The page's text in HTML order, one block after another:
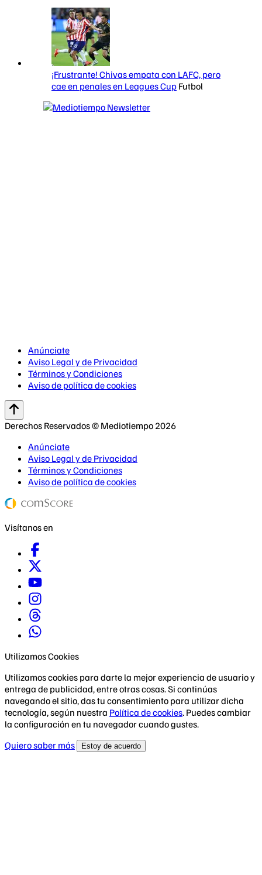
¡Frustrante! Chivas empata con LAFC, pero
cae en penales en Leagues Cup Futbol
Anúnciate
Aviso Legal y de Privacidad
Términos y Condiciones
Aviso de política de cookies
Derechos Reservados © Mediotiempo 2026
Anúnciate
Aviso Legal y de Privacidad
Términos y Condiciones
Aviso de política de cookies
Visítanos en
Utilizamos Cookies
Utilizamos cookies para darte la mejor experiencia de usuario y
entrega de publicidad, entre otras cosas. Si continúas
navegando el sitio, das tu consentimiento para utilizar dicha
tecnología, según nuestra Política de cookies. Puedes cambiar
la configuración en tu navegador cuando gustes.
Quiero saber más
Estoy de acuerdo